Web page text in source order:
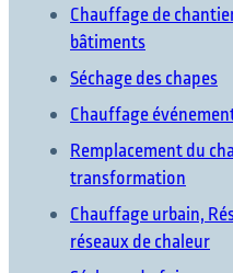
Chauffage de
bâtiments
Séchage des chapes
Chauffage
Remplacement du
transformation
Chauffage urbain,
réseaux de chaleur